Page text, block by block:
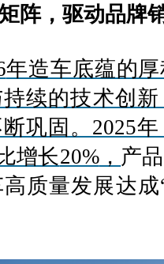
阵，驱动品牌
年造车底蕴的
续的技术创
巩固。 2025年
增长20%， 产
质量发展达